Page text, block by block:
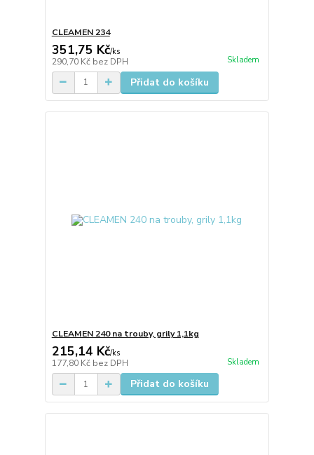
CLEAMEN 234
351,75 Kč/ks
290,70 Kč bez DPH Skladem
Přidat do košíku
CLEAMEN 240 na trouby, grily 1,1kg
215,14 Kč/ks
177,80 Kč bez DPH Skladem
Přidat do košíku